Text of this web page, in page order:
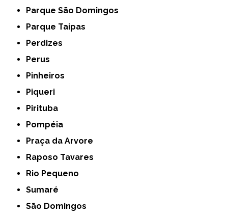
Parque São Domingos
Parque Taipas
Perdizes
Perus
Pinheiros
Piqueri
Pirituba
Pompéia
Praça da Arvore
Raposo Tavares
Rio Pequeno
Sumaré
São Domingos